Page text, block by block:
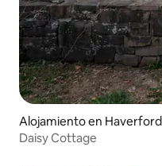
Alojamiento en Haverford
Daisy Cottage